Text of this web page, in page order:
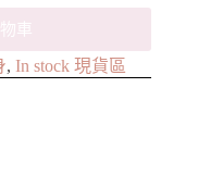
車
, In stock 現貨區